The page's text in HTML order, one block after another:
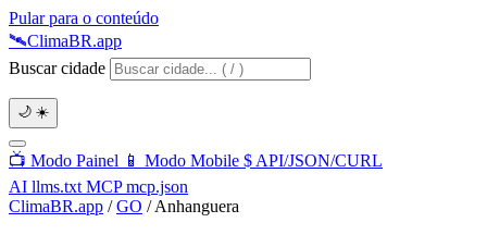
Pular para o conteúdo
🛰️ClimaBR.app
Buscar cidade
🌙 ☀️
📺 Modo Painel 📱 Modo Mobile $ API/JSON/CURL
AI llms.txt MCPmcp.json
ClimaBR.app / GO / Anhanguera